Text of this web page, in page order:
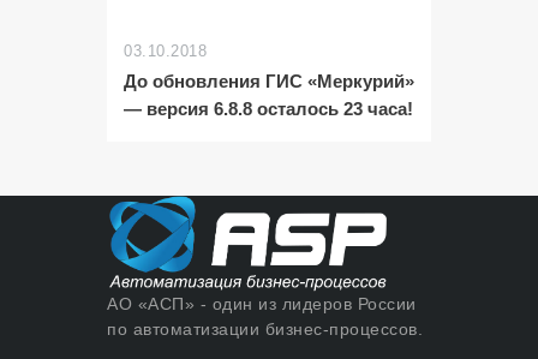
03.10.2018
До обновления ГИС «Меркурий»
— версия 6.8.8 осталось 23 часа!
АО «АСП» - один из лидеров России
по автоматизации бизнес-процессов.